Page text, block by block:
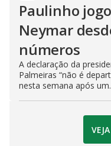
Paulinho
Neymar
números
A declaração da
Palmeiras “não é
nesta semana após